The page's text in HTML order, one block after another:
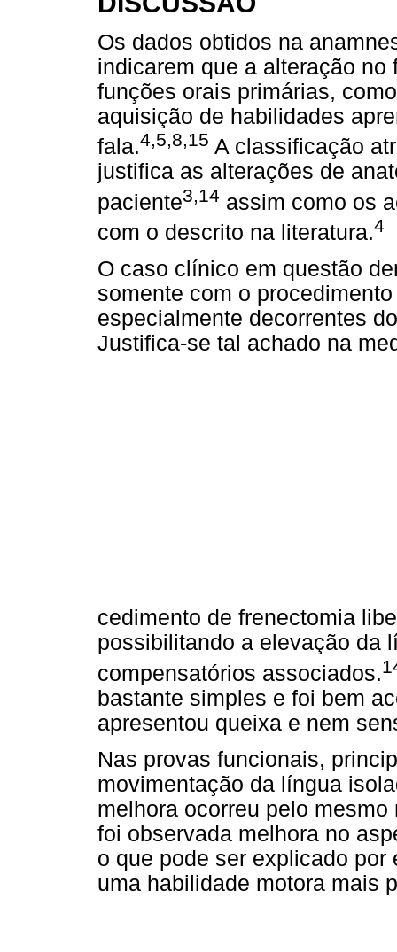
Os dados obtidos na
indicarem que a alteração
funções orais primárias,
aquisição de habilidades
fala.4,5,8,15 A classificação
justifica as alterações de
paciente3,14 assim como os
com o descrito na literatura.4
O caso clínico em questão
somente com o
especialmente decorrentes
Justifica-se tal achado na
cedimento de frenectomia
possibilitando a elevação da
compensatórios associados.
bastante simples e foi bem
apresentou queixa e nem
Nas provas funcionais,
movimentação da língua
melhora ocorreu pelo
foi observada melhora no
o que pode ser explicado
uma habilidade motora mais